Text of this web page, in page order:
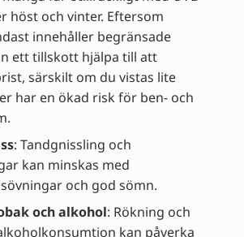
höst och vinter. Eftersom
innehåller begränsade
ett tillskott hjälpa till att
särskilt om du vistas lite
har en ökad risk för ben- och
: Tandgnissling och
kan minskas med
och god sömn.
och alkohol: Rökning och
kan påverka